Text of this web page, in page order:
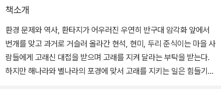
책소개
환경 문제와 역사, 환타지가 어우러진 우연히 반구대 암각화 앞에서
번개를 맞고 과거로 거슬러 올라간 현석, 현미, 두리 준식이는 마을 사
람들에게 고래신 대접을 받으며 고래를 지켜 달라는 부탁을 받는다.
하지만 해나라와 별나라의 포경에 맞서 고래를 지키는 일은 힘들기만